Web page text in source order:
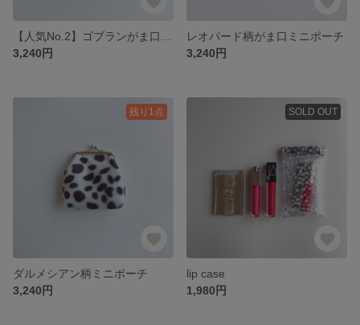
3,240円
レオパード柄がま口ミニポーチ
3,240円
残り1点
ダルメシアン柄ミニポーチ
3,240円
SOLD OUT
lip case
1,980円